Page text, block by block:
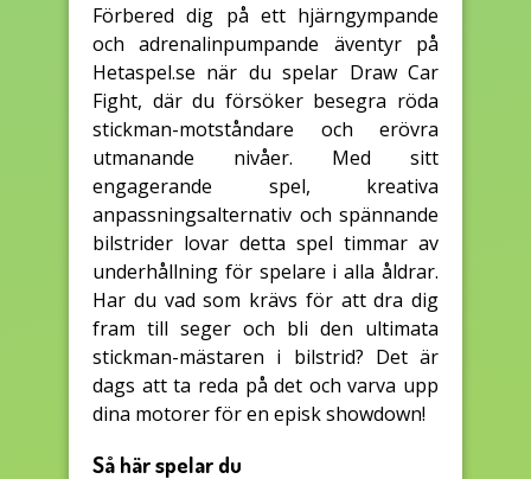
Förbered dig på ett hjärngympande
och adrenalinpumpande äventyr på
Hetaspel.se när du spelar Draw Car
Fight, där du försöker besegra röda
stickman-motståndare och erövra
utmanande nivåer. Med sitt
engagerande spel, kreativa
anpassningsalternativ och spännande
bilstrider lovar detta spel timmar av
underhållning för spelare i alla åldrar.
Har du vad som krävs för att dra dig
fram till seger och bli den ultimata
stickman-mästaren i bilstrid? Det är
dags att ta reda på det och varva upp
dina motorer för en episk showdown!
Så här spelar du